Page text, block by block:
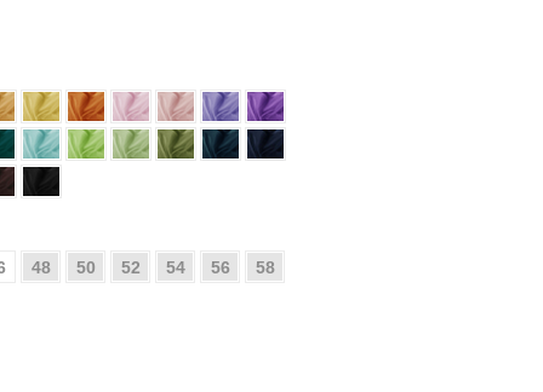
48 50 52 54 56
58